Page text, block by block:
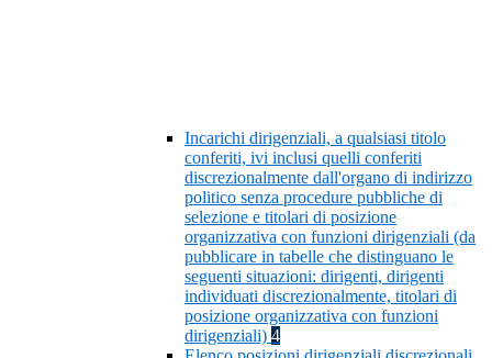
Incarichi dirigenziali, a qualsiasi titolo
conferiti, ivi inclusi quelli conferiti
discrezionalmente dall'organo di indirizzo
politico senza procedure pubbliche di
selezione e titolari di posizione
organizzativa con funzioni dirigenziali (da
pubblicare in tabelle che distinguano le
seguenti situazioni: dirigenti, dirigenti
individuati discrezionalmente, titolari di
posizione organizzativa con funzioni
dirigenziali) 4